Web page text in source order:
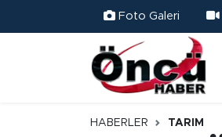
Foto Galeri
HABERLER TARIM
Düzce Nöbetçi Eczaneler
Düzce Hava Durumu